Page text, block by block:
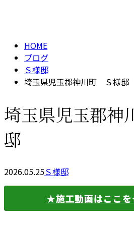
HOME
ブログ
Ｓ様邸
埼玉県児玉郡神川町 Ｓ様邸
埼玉県児玉郡
邸
2026.05.25Ｓ様邸
★施工動画はここ